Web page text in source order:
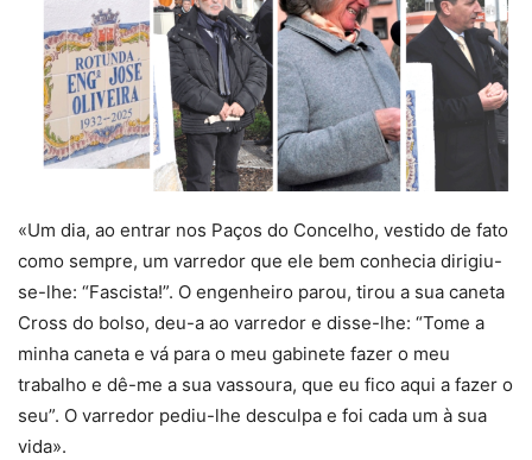
«Um dia, ao entrar nos Paços do Concelho, vestido de fato
como sempre, um varredor que ele bem conhecia dirigiu-
se-lhe: “Fascista!”. O engenheiro parou, tirou a sua caneta
Cross do bolso, deu-a ao varredor e disse-lhe: “Tome a
minha caneta e vá para o meu gabinete fazer o meu
trabalho e dê-me a sua vassoura, que eu fico aqui a fazer o
seu”. O varredor pediu-lhe desculpa e foi cada um à sua
vida».